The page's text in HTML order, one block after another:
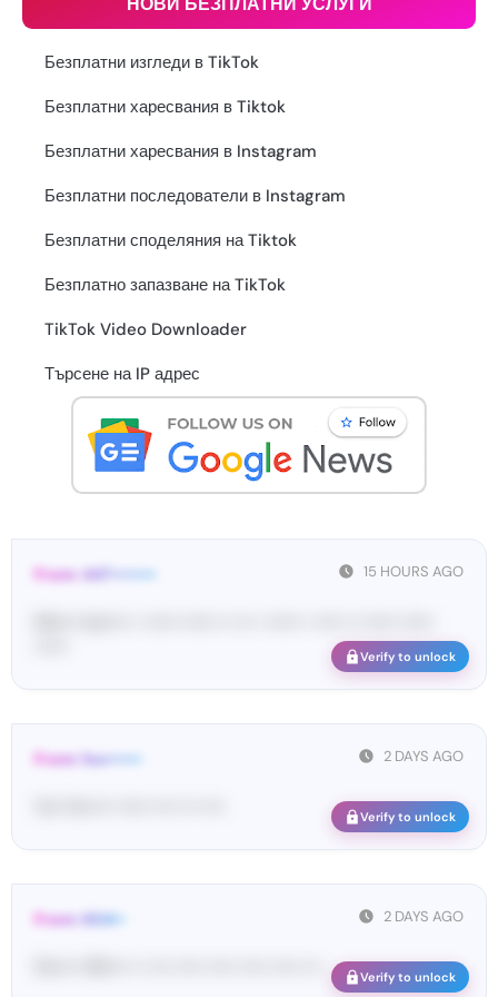
Безплатни изгледи в TikTok
Безплатни харесвания в Tiktok
Безплатни харесвания в Instagram
Безплатни последователи в Instagram
Безплатни споделяния на Tiktok
Безплатно запазване на TikTok
TikTok Video Downloader
Търсене на IP адрес
15 HOURS AGO
From: 447••••••••
Verify to unlock
2 DAYS AGO
From: foo••••••
Verify to unlock
2 DAYS AGO
From: 604••
Verify to unlock